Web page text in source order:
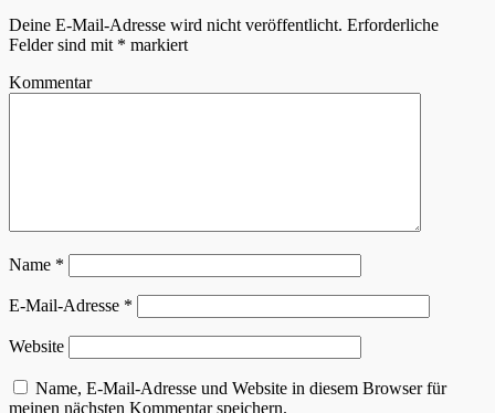
Deine E-Mail-Adresse wird nicht veröffentlicht. Erforderliche
Felder sind mit * markiert
Kommentar
Name *
E-Mail-Adresse *
Website
Name, E-Mail-Adresse und Website in diesem Browser für
meinen nächsten Kommentar speichern.